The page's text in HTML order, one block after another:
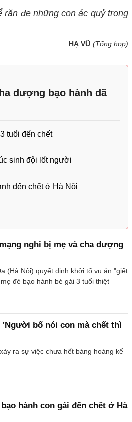
răn đe những con ác quỷ trong
HẠ VŨ (Tổng hợp)
dượng bạo hành dã
tuổi đến chết
sinh đội lốt người
đến chết ở Hà Nội
nghi bị mẹ và cha dượng
(Hà Nội) quyết định khởi tố vụ án "giết
đẻ bạo hành bé gái 3 tuổi thiệt
bố nói con mà chết thì
ra sự việc chưa hết bàng hoàng kể
hành con gái đến chết ở Hà